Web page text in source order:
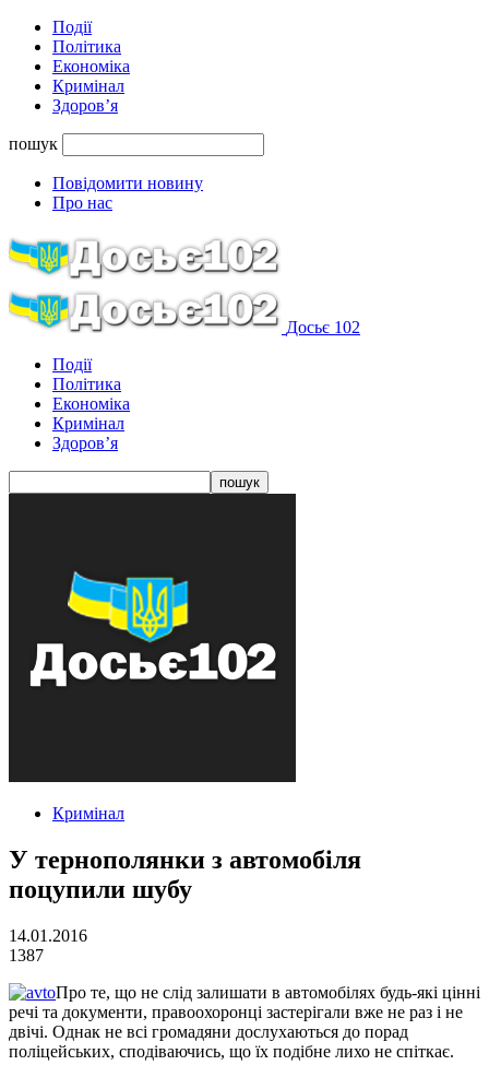
Події
Політика
Економіка
Кримінал
Здоров’я
пошук
Повідомити новину
Про нас
Досьє 102
Події
Політика
Економіка
Кримінал
Здоров’я
Кримінал
У тернополянки з автомобіля
поцупили шубу
14.01.2016
1387
Про те, що не слід залишати в автомобілях будь-які цінні
речі та документи, правоохоронці застерігали вже не раз і не
двічі. Однак не всі громадяни дослухаються до порад
поліцейських, сподіваючись, що їх подібне лихо не спіткає.